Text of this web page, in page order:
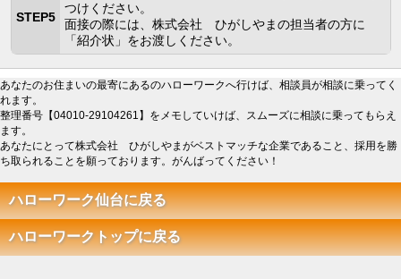
STEP5
つけください。
面接の際には、株式会社 ひがしやまの担当者の方に
「紹介状」をお渡しください。
あなたのお住まいの最寄にあるのハローワークへ行けば、相談員が相談に乗ってく
れます。
整理番号【04010-29104261】をメモしていけば、スムーズに相談に乗ってもらえ
ます。
あなたにとって株式会社 ひがしやまがベストマッチな企業であること、採用を勝
ち取られることを願っております。がんばってください！
ハローワーク仙台に戻る
ハローワークトップに戻る